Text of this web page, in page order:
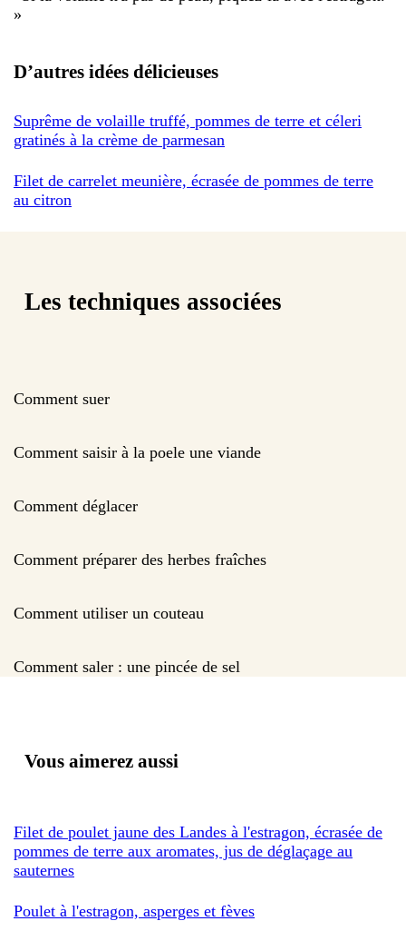
»
D’autres idées délicieuses
Suprême de volaille truffé, pommes de terre et céleri
gratinés à la crème de parmesan
Filet de carrelet meunière, écrasée de pommes de terre
au citron
Les techniques associées
Comment suer
Comment saisir à la poele une viande
Comment déglacer
Comment préparer des herbes fraîches
Comment utiliser un couteau
Comment saler : une pincée de sel
Vous aimerez aussi
Filet de poulet jaune des Landes à l'estragon, écrasée de
pommes de terre aux aromates, jus de déglaçage au
sauternes
Poulet à l'estragon, asperges et fèves